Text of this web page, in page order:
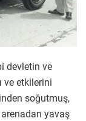
devletin ve
ve etkilerini
soğutmuş,
yavaş